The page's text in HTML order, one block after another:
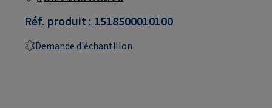
Réf. produit : 1518500010100
Demande d'échantillon